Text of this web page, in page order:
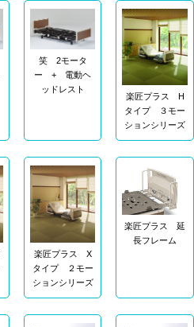
笑 2モータ
ー + 電動ヘ
ッドレスト
楽匠プラス H
タイプ ３モー
ションシリーズ
楽匠プラス X
タイプ ２モー
ションシリーズ
楽匠プラス 延
長フレーム